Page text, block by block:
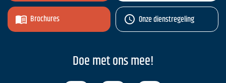
Brochures Onze dienstregeling
Doe met ons mee!